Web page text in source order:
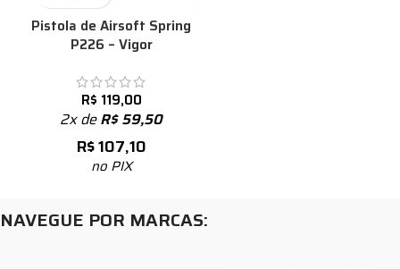
Pistola de Airsoft Spring
P226 – Vigor
R$ 119,00
2x deR$59,50
R$107,10
no PIX
NAVEGUE POR MARCAS: